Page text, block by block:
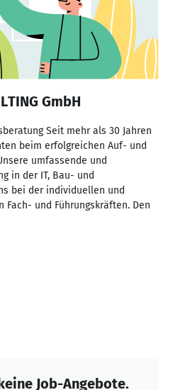
GmbH
Seit mehr als 30 Jahren
beim erfolgreichen Auf- und
umfassende und
in der IT, Bau- und
bei der individuellen und
und Führungskräften. Den
Job-Angebote.